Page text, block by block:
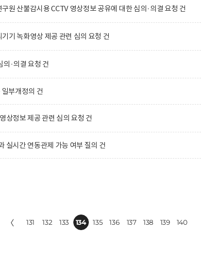
원 산불감시용 CCTV 영상정보 공유에 대한 심의·의결 요청 건
기 녹화영상 제공 관련 심의 요청 건
의·의결 요청 건
부개정의 건
상정보 제공 관련 심의 요청 건
실시간 연동관제 가능 여부 질의 건
〈 131 132 133 134 135 136 137 138 139 140